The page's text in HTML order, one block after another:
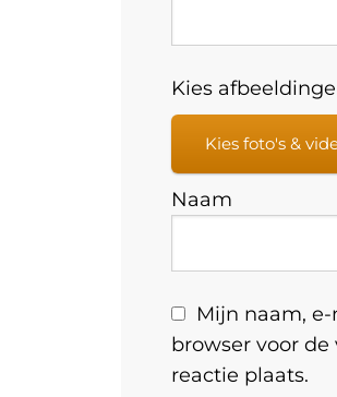
Kies
Kies foto's &
Naam
Mijn naam,
browser voor
reactie plaats.